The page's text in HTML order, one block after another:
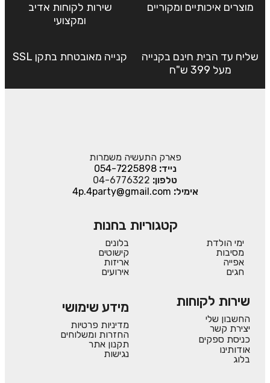
מוצרים איכותיים ומקוריים
שירות לקוחות אדיב
ומקצועי
שליח עד הבית חינם בקנייה
מעל 399 ש"ח
קנייה מאובטחת בתקן SSL
פארק התעשיה משמרות
נייד:054-7225898
טלפון: 04-6776322
אימיל: 4p.4party@gmail.com
קטגוריות בחנות
ימי הולדת
מסיבות
אפייה
חגים
בלונים
קישוטים
אריזות
אירועים
שירות לקוחות
החשבון שלי
יצירת קשר
כניסת ספקים
אודותינו
בלוג
מידע שימושי
מדיניות פרטיות
החזרות ומשלוחים
תקנון אתר
נגישות